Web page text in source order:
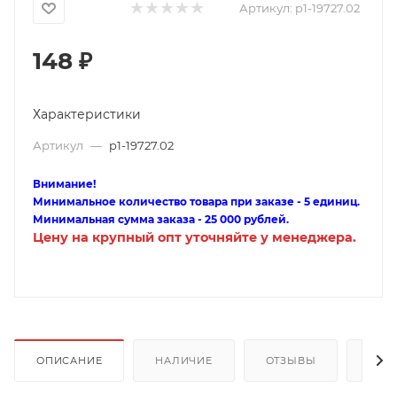
Артикул: p1-19727.02
148 ₽
Характеристики
Артикул — p1-19727.02
Внимание!
Минимальное количество товара при заказе - 5 единиц.
Минимальная сумма заказа - 25 000 рублей.
Цену на крупный опт уточняйте у менеджера.
ОПИСАНИЕ НАЛИЧИЕ ОТЗЫВЫ